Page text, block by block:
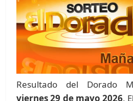
Resultado del Dorado
viernes 29 de mayo 2026,